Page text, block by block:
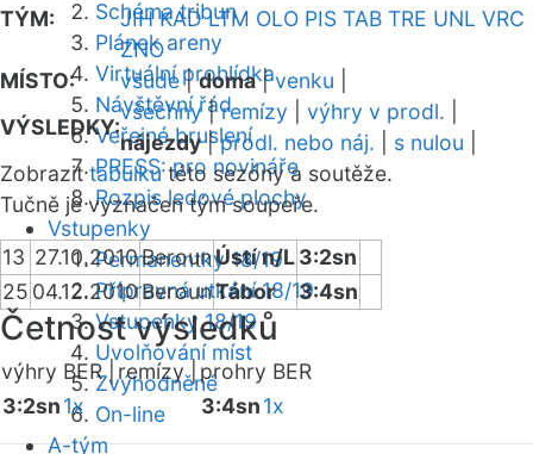
Schéma tribun
Plánek areny
Virtuální prohlídka
Návštěvní řád
Veřejné bruslení
PRESS: pro novináře
Rozpis ledové plochy
Vstupenky
Permanentky 18/19
Přípravná utkání 18/19
Vstupenky 18/19
Uvolňování míst
Zvýhodněné
On-line
A-tým
TÝM:
JIH KAD LTM OLO PIS TAB TRE UNL VRC
ZNO
MÍSTO:
všude|doma|venku
VÝSLEDKY:
všechny|remízy výhry v prodl.
nájezdy|prodl. nebo náj. s nulou
Zobrazittabulkutéto sezóny a soutěže.
Tučně je vyznačen tým soupeře.
13 27.10.2010BerounÚstí n/L3:2sn
25 04.12.2010BerounTábor 3:4sn
Četnost výsledků
výhry BER | remízy | prohry BER
3:2sn1x 3:4sn1x